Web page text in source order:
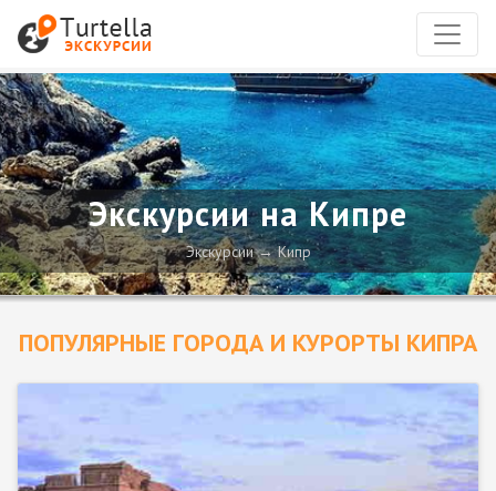
Экскурсии на Кипре
Экскурсии Кипр
ПОПУЛЯРНЫЕ ГОРОДА И КУРОРТЫ КИПРА